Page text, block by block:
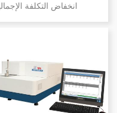
انخفاض التكلفة
للملكية بصريات الفراغ
الطويل التصميم الذكي،
المعياري التطبيقات
وغير الحديدية سهل
مع التحكم الكامل